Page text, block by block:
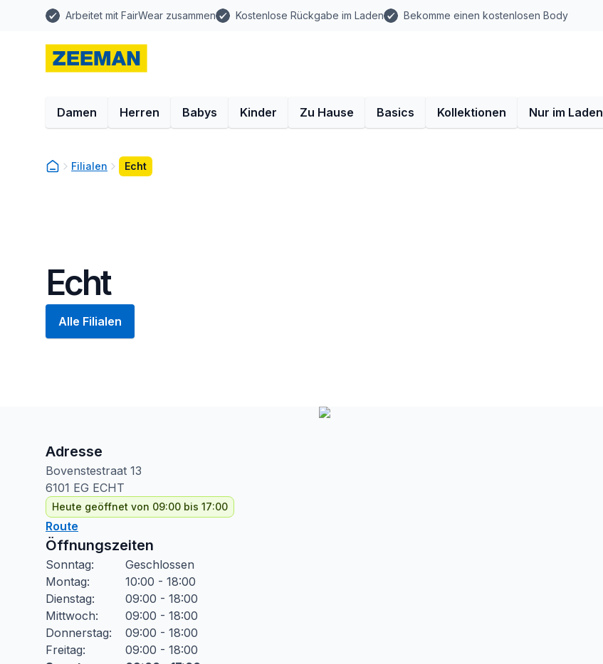
Arbeitet mit FairWear zusammen Kostenlose Rückgabe im Laden Bekomme einen kostenlosen Body
Damen Herren Babys Kinder Zu Hause Basics Kollektionen Nur im Laden
Filialen Echt
Echt
Alle Filialen
Adresse
Bovenstestraat 13
6101 EG ECHT
Heute geöffnet von 09:00 bis 17:00
Route
Öffnungszeiten
Sonntag:
Geschlossen
Montag:
10:00 - 18:00
Dienstag:
09:00 - 18:00
Mittwoch:
09:00 - 18:00
Donnerstag:
09:00 - 18:00
Freitag:
09:00 - 18:00